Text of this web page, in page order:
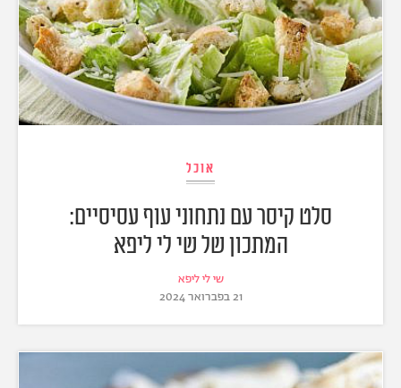
אוכל
סלט קיסר עם נתחוני עוף עסיסיים:
המתכון של שי לי ליפא
שי לי ליפא
21 בפברואר 2024